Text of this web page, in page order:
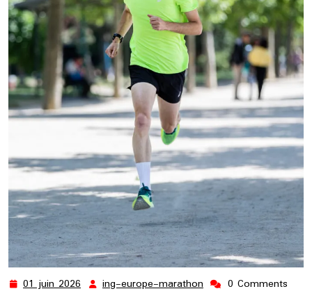
01 juin 2026 01 ing-europe-marathon ing- 0 Comments